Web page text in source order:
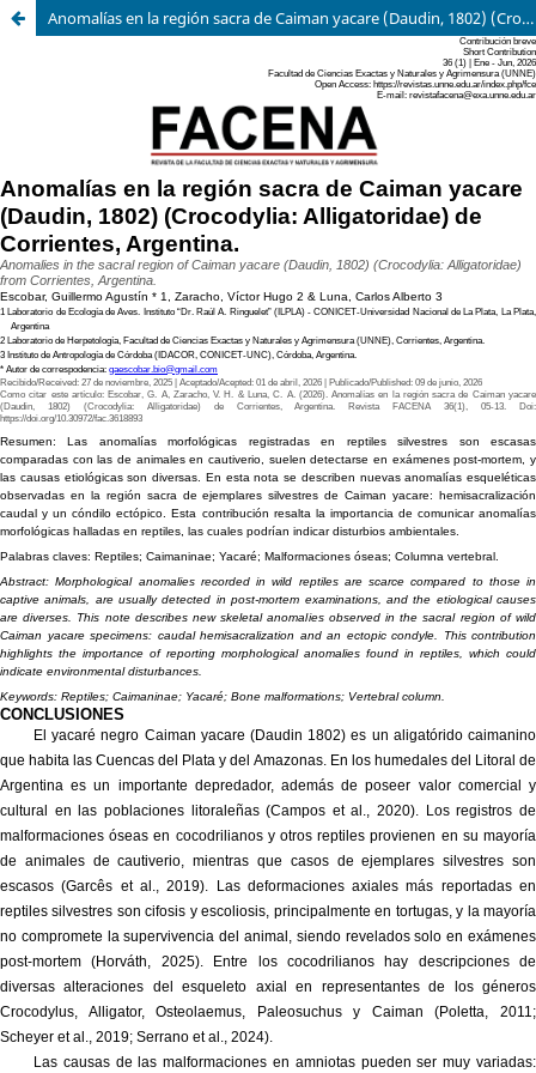
Anomalías en la región sacra de Caiman yacare (Daudin, 1802) (Crocodylia: Alligatoridae) de Corrientes, Argentina.